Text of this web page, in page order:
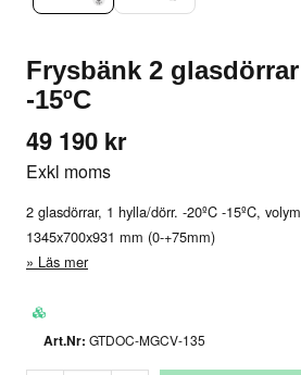
Frysbänk 2
-15ºC
49 190 kr
Exkl moms
2 glasdörrar, 1 hylla/dörr. -20ºC -15ºC,
1345x700x931 mm (0-+75mm)
Läs mer
GTDOC-MGCV-135